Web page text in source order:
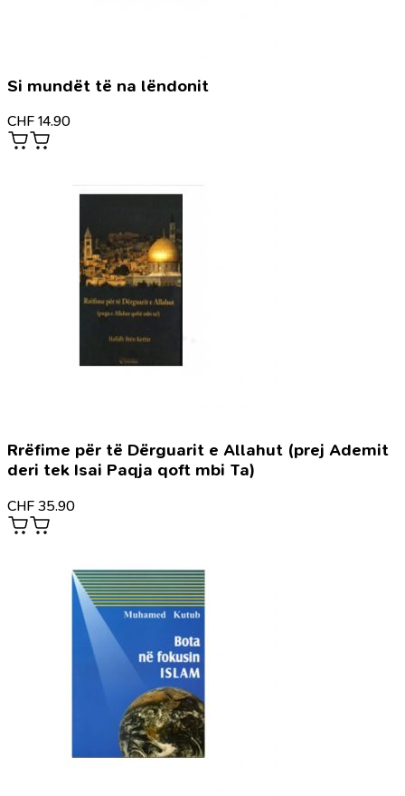
Si mundët të na lëndonit
CHF 14.90
Rrëfime për të Dërguarit e Allahut (prej Ademit
deri tek Isai Paqja qoft mbi Ta)
CHF 35.90